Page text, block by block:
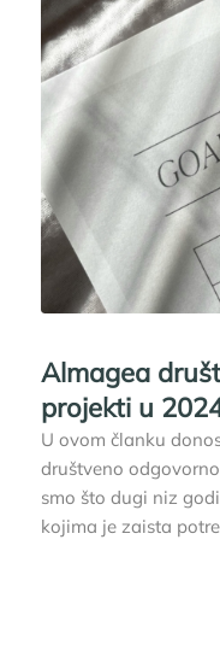
Almagea
projekti u
U ovom članku
društveno
smo što dugi niz
kojima je zaista